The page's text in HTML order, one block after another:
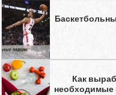
Как
необходимые